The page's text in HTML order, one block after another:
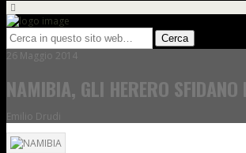
26 Maggio 2014
NAMIBIA, GLI HERERO
Emilio Drudi